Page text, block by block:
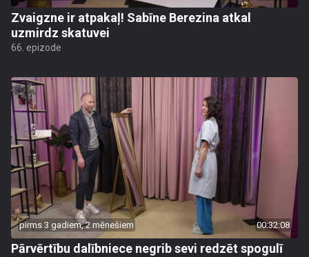
Zvaigzne ir atpakaļ! Sabīne Berezina atkal
uzmirdz skatuvei
66. epizode
pirms 3 gadiem, 2 mēnešiem 00:32:08
Pārvērtību dalībniece negrib sevi redzēt spogulī